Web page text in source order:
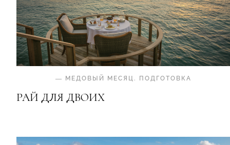
— МЕДОВЫЙ МЕСЯЦ. ПОДГОТОВКА
РАЙ ДЛЯ ДВОИХ